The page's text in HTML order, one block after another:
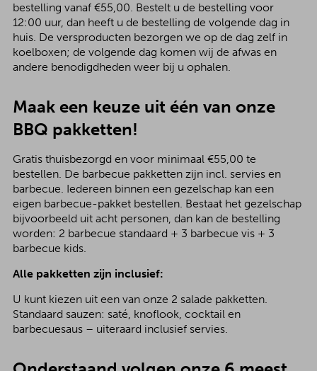
bestelling vanaf €55,00. Bestelt u de bestelling voor
12:00 uur, dan heeft u de bestelling de volgende dag in
huis. De versproducten bezorgen we op de dag zelf in
koelboxen; de volgende dag komen wij de afwas en
andere benodigdheden weer bij u ophalen.
Maak een keuze uit één van onze
BBQ pakketten!
Gratis thuisbezorgd en voor minimaal €55,00 te
bestellen. De barbecue pakketten zijn incl. servies en
barbecue. Iedereen binnen een gezelschap kan een
eigen barbecue-pakket bestellen. Bestaat het gezelschap
bijvoorbeeld uit acht personen, dan kan de bestelling
worden: 2 barbecue standaard + 3 barbecue vis + 3
barbecue kids.
Alle pakketten zijn inclusief:
U kunt kiezen uit een van onze 2 salade pakketten.
Standaard sauzen: saté, knoflook, cocktail en
barbecuesaus – uiteraard inclusief servies.